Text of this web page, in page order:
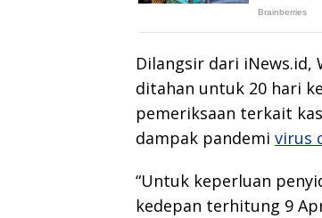
Dilangsir dari iNews.id,
ditahan untuk 20 hari
pemeriksaan terkait
dampak pandemi virus
“Untuk keperluan
kedepan terhitung 9